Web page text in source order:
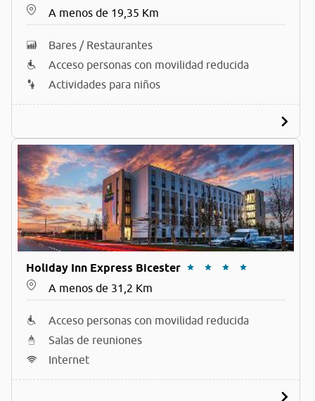
A menos de 19,35 Km
Bares / Restaurantes
Acceso personas con movilidad reducida
Actividades para niños
Holiday Inn Express Bicester
A menos de 31,2 Km
Acceso personas con movilidad reducida
Salas de reuniones
Internet